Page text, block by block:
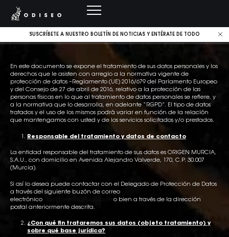
SUSCRÍBETE A NUESTRO BOLETÍN DE NOTICIAS Y ENTÉRATE DE TODO
En este documento se expone el tratamiento de sus datos personales y los
derechos que le asisten con arreglo a la normativa vigente de
protección de datos –Reglamento (UE) 2016/679 del Parlamento Europeo
y del Consejo de 27 de abril de 2016, relativo a la protección de las
personas físicas en lo que al tratamiento de datos personales se refiere, y
a la normativa que lo desarrolla, en adelante “RGPD”. El tipo de datos
tratados y el uso de los mismos podrá variar en función de la relación
que mantengamos con usted y de los servicios solicitados y/o prestados.
Responsable del tratamiento y datos de contacto
La entidad responsable del tratamiento de sus datos es ORIGEN MURCIA,
S.A.U., con domicilio en Avenida Alejandro Valverde, 170, C.P. 30.007
(Murcia).
Si así lo desea puede contactar con el Delegado de Protección de Datos
a través del siguiente buzón de correo
electrónico
o bien a través de la dirección
postal anteriormente descrita.
¿Con qué fin trataremos sus datos (objeto tratamiento) y
sobre qué base jurídica?